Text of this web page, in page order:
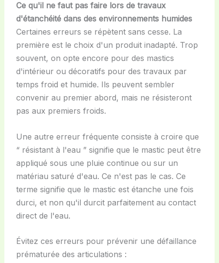
Ce qu'il ne faut pas faire lors de travaux
d'étanchéité dans des environnements humides
Certaines erreurs se répètent sans cesse. La
première est le choix d'un produit inadapté. Trop
souvent, on opte encore pour des mastics
d'intérieur ou décoratifs pour des travaux par
temps froid et humide. Ils peuvent sembler
convenir au premier abord, mais ne résisteront
pas aux premiers froids.
Une autre erreur fréquente consiste à croire que
“ résistant à l'eau ” signifie que le mastic peut être
appliqué sous une pluie continue ou sur un
matériau saturé d'eau. Ce n'est pas le cas. Ce
terme signifie que le mastic est étanche une fois
durci, et non qu'il durcit parfaitement au contact
direct de l'eau.
Évitez ces erreurs pour prévenir une défaillance
prématurée des articulations :